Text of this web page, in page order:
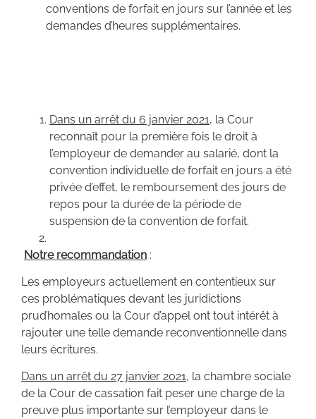
conventions de forfait en jours sur l’année et les
demandes d’heures supplémentaires.
Dans un arrêt du 6 janvier 2021, la Cour
reconnaît pour la première fois le droit à
l’employeur de demander au salarié, dont la
convention individuelle de forfait en jours a été
privée d’effet, le remboursement des jours de
repos pour la durée de la période de
suspension de la convention de forfait.
Notre recommandation :
Les employeurs actuellement en contentieux sur
ces problématiques devant les juridictions
prud’homales ou la Cour d’appel ont tout intérêt à
rajouter une telle demande reconventionnelle dans
leurs écritures.
Dans un arrêt du 27 janvier 2021, la chambre sociale
de la Cour de cassation fait peser une charge de la
preuve plus importante sur l’employeur dans le